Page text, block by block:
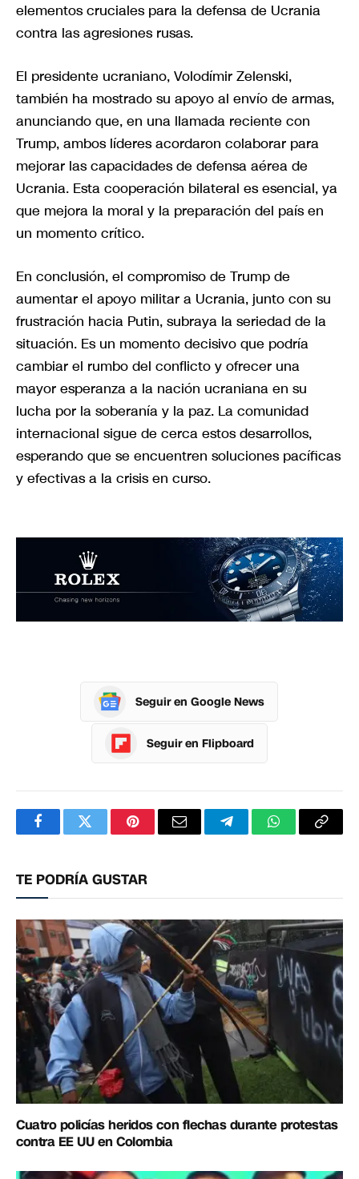
elementos cruciales para la defensa de Ucrania
contra las agresiones rusas.
El presidente ucraniano, Volodímir Zelenski,
también ha mostrado su apoyo al envío de armas,
anunciando que, en una llamada reciente con
Trump, ambos líderes acordaron colaborar para
mejorar las capacidades de defensa aérea de
Ucrania. Esta cooperación bilateral es esencial, ya
que mejora la moral y la preparación del país en
un momento crítico.
En conclusión, el compromiso de Trump de
aumentar el apoyo militar a Ucrania, junto con su
frustración hacia Putin, subraya la seriedad de la
situación. Es un momento decisivo que podría
cambiar el rumbo del conflicto y ofrecer una
mayor esperanza a la nación ucraniana en su
lucha por la soberanía y la paz. La comunidad
internacional sigue de cerca estos desarrollos,
esperando que se encuentren soluciones pacíficas
y efectivas a la crisis en curso.
Seguir en Google News
Seguir en Flipboard
FacebookTwitterPinterestCorreoTelegramWhatsApp
TE PODRÍA GUSTAR
Cuatro policías heridos con flechas durante protestas
contra EE UU en Colombia